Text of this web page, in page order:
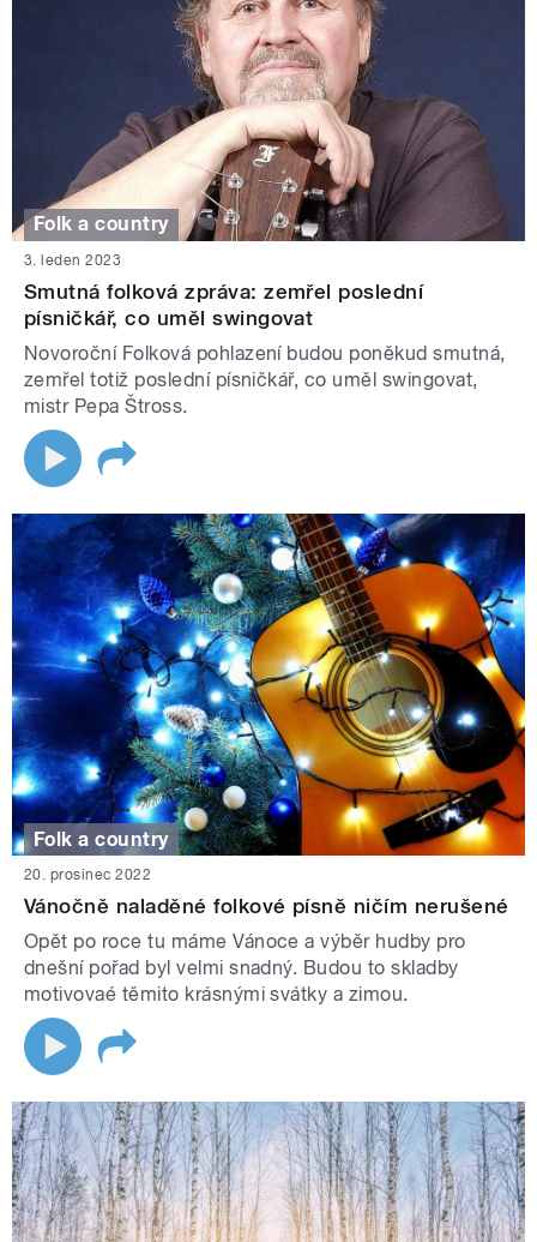
Folk a country
3. leden 2023
Smutná folková zpráva: zemřel poslední
písničkář, co uměl swingovat
Novoroční Folková pohlazení budou poněkud smutná,
zemřel totiž poslední písničkář, co uměl swingovat,
mistr Pepa Štross.
Folk a country
20. prosinec 2022
Vánočně naladěné folkové písně ničím nerušené
Opět po roce tu máme Vánoce a výběr hudby pro
dnešní pořad byl velmi snadný. Budou to skladby
motivovaé těmito krásnými svátky a zimou.